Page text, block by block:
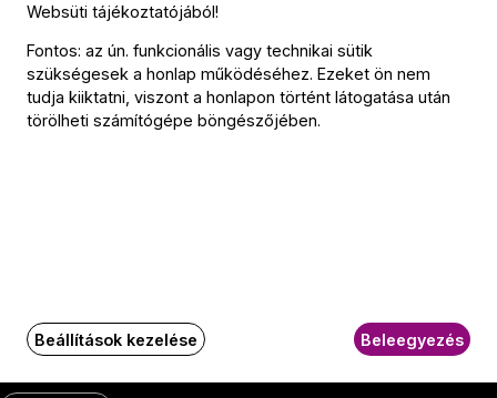
1300 Budapest,
Jegyiroda címe:
1036 Budapest,
Nagyszombat utca 1.
+36 1 489 4330
E-mail-cím
Websüti tájékoztatójából!
Fontos: az ún. funkcionális vagy technikai sütik
szükségesek a honlap működéséhez. Ezeket ön nem
tudja kiiktatni, viszont a honlapon történt látogatása után
törölheti számítógépe böngészőjében.
Beállítások kezelése Beleegyezés